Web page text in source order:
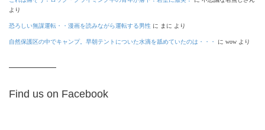
より
恐ろしい無謀運転・・漫画を読みながら運転する男性 に まに より
自然保護区の中でキャンプ。早朝テントについた水滴を舐めていたのは・・・ に wow より
Find us on Facebook